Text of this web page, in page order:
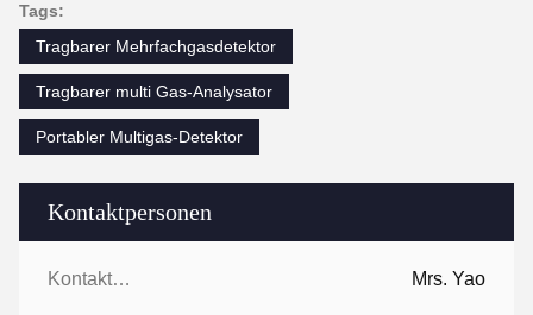
Kontaktpersonen
Kontaktpersonen: Mrs. Yao
Tags:
Tragbarer Mehrfachgasdetektor
Tragbarer multi Gas-Analysator
Portabler Multigas-Detektor